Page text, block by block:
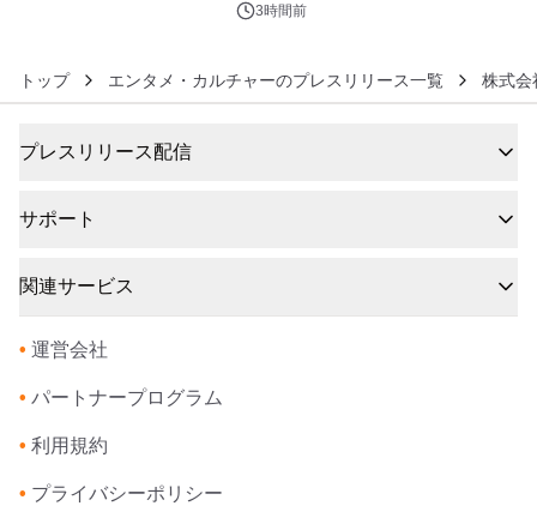
発売3時間前
トップ エンタメ・カルチャーのプレスリリース一覧 株式会
プレスリリース配信
サポート
関連サービス
• 運営会社
• パートナープログラム
• 利用規約
• プライバシーポリシー